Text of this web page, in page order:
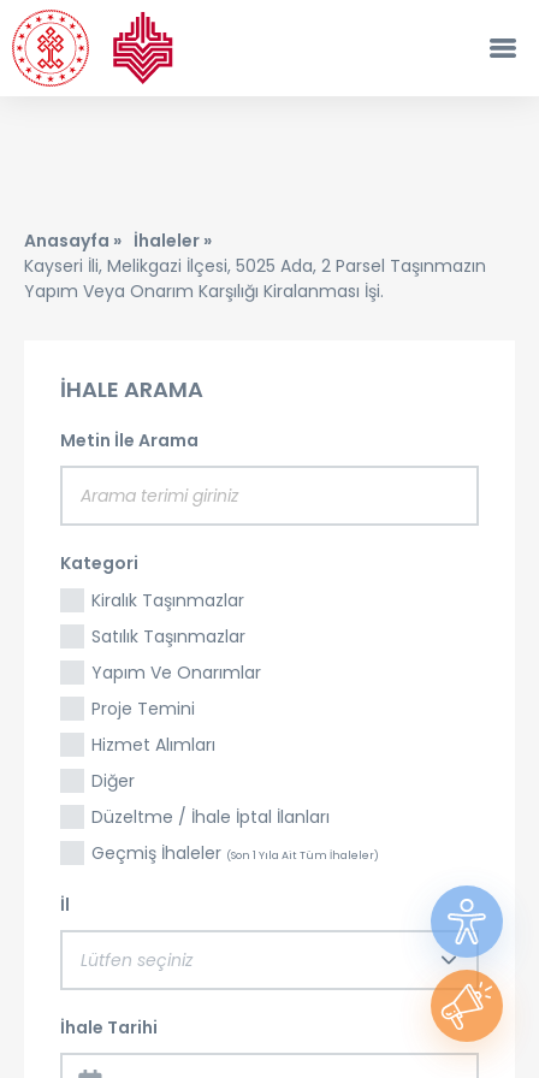
Anasayfa » İhaleler »
Kayseri İli, Melikgazi İlçesi, 5025 Ada, 2 Parsel Taşınmazın
Yapım Veya Onarım Karşılığı Kiralanması İşi.
İHALE ARAMA
Metin İle Arama
Kategori
Kiralık Taşınmazlar
Satılık Taşınmazlar
Yapım Ve Onarımlar
Proje Temini
Hizmet Alımları
Diğer
Düzeltme / İhale İptal İlanları
Geçmiş İhaleler (Son 1 Yıla Ait Tüm İhaleler)
İl
Lütfen seçiniz
İhale Tarihi